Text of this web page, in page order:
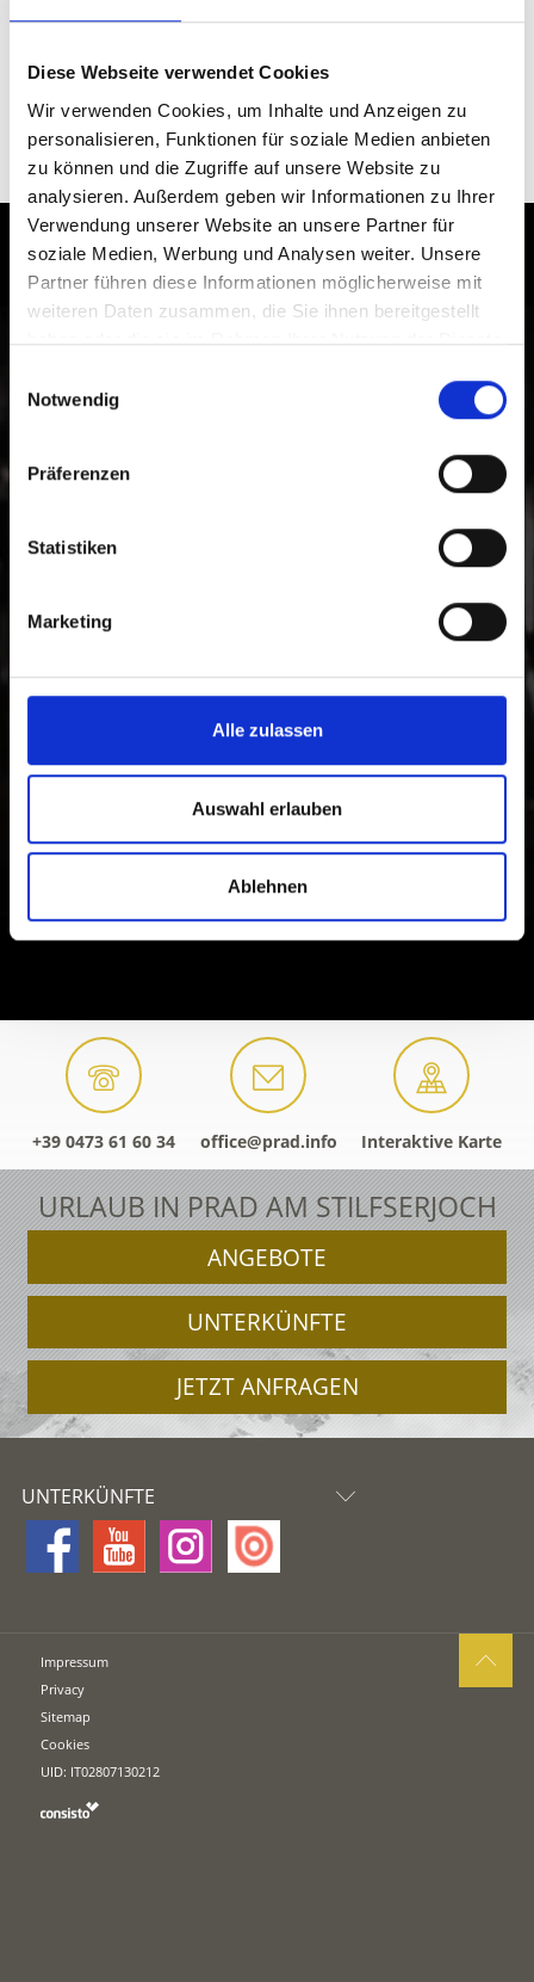
Diese Webseite verwendet Cookies
Wir verwenden Cookies, um Inhalte und Anzeigen zu
personalisieren, Funktionen für soziale Medien anbieten
zu können und die Zugriffe auf unsere Website zu
analysieren. Außerdem geben wir Informationen zu Ihrer
Verwendung unserer Website an unsere Partner für
soziale Medien, Werbung und Analysen weiter. Unsere
Partner führen diese Informationen möglicherweise mit
weiteren Daten zusammen, die Sie ihnen bereitgestellt
haben oder die sie im Rahmen Ihrer Nutzung der Dienste
Notwendig
Präferenzen
Statistiken
Marketing
Alle zulassen
Auswahl erlauben
Ablehnen
Freilichtmuseum undOpen-Air-Atelier von Lorenz
aus Fundstücken, darunter Holzstücke, Knochen,
Geweihe, Federn, ganze Vogelfüße und Läufe von
Wildtieren.
Kultur und Brauchtum im Vinschgau
erleben
Südtirol um persönlich zahlreiche Kulturstätten und
die Vinschger Lebensart zu entdecken und nicht nur
+39 0473 61 60 34 office@prad.info Interaktive Karte
URLAUB IN PRAD AM STILFSERJOCH
ANGEBOTE
UNTERKÜNFTE
JETZT ANFRAGEN
UNTERKÜNFTE
Impressum
Privacy
Sitemap
Cookies
UID: IT02807130212